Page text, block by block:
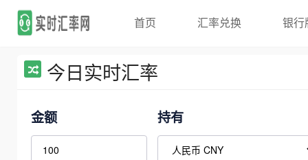
首页 汇率兑换 银行
今日实时汇率
金额 持有